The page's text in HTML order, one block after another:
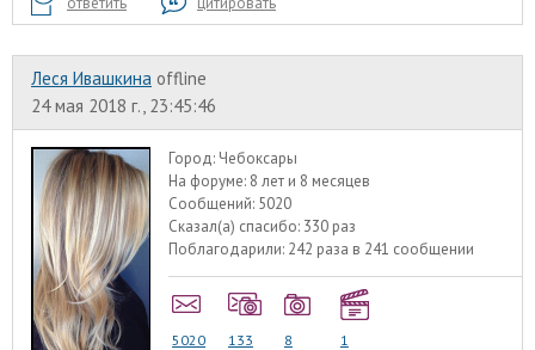
Леся Ивашкина offline
24 мая 2018 г., 23:45:46
Город: Чебоксары
На форуме: 8 лет и 8 месяцев
Сообщений: 5020
Сказал(а) спасибо: 330 раз
Поблагодарили: 242 раза в 241 сообщении
5020 133 8 1